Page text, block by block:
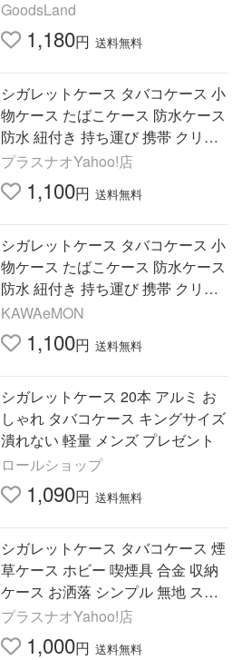
GoodsLand
1,180円 送料無料
シガレットケース タバコケース 小
物ケース たばこケース 防水ケース
防水 紐付き 持ち運び 携帯 クリア
透明 便利 小物入れ 小銭入れ シン
プル
プラスナオYahoo!店
1,100円 送料無料
シガレットケース タバコケース 小
物ケース たばこケース 防水ケース
防水 紐付き 持ち運び 携帯 クリア
透明 便利 小物入れ 小銭入れ シン
プル
KAWAeMON
1,100円 送料無料
シガレットケース 20本 アルミ お
しゃれ タバコケース キングサイズ
潰れない 軽量 メンズ プレゼント
ロールショップ
1,090円 送料無料
シガレットケース タバコケース 煙
草ケース ホビー 喫煙具 合金 収納
ケース お洒落 シンプル 無地 スタ
イリッシュ マグネット プレゼント
父の日
プラスナオYahoo!店
1,000円 送料無料